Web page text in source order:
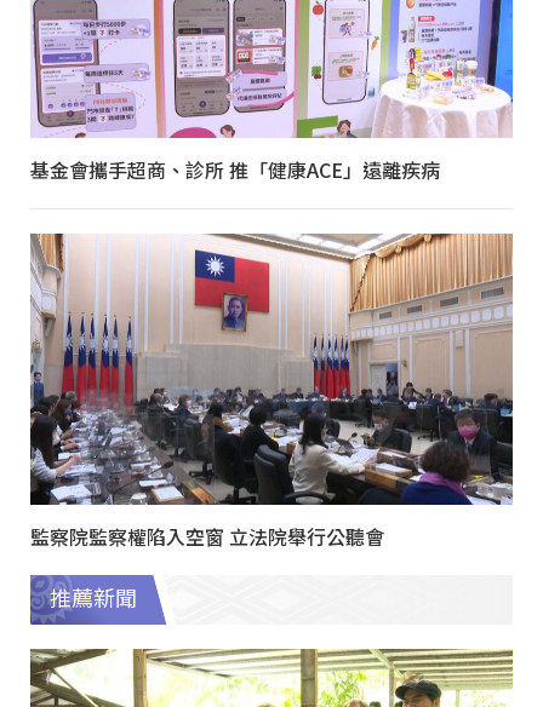
基金會攜手超商、診所 推「健康ACE」遠離疾病
監察院監察權陷入空窗 立法院舉行公聽會
推薦新聞